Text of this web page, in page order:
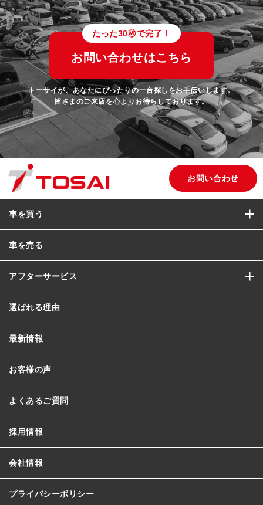
たった30秒で完了！
お問い合わせはこちら
トーサイが、あなたにぴったりの一台探しをお手伝いします。
皆さまのご来店を心よりお待ちしております。
お問い合わせ
車を買う
車を売る
アフターサービス
選ばれる理由
最新情報
お客様の声
よくあるご質問
採用情報
会社情報
プライバシーポリシー